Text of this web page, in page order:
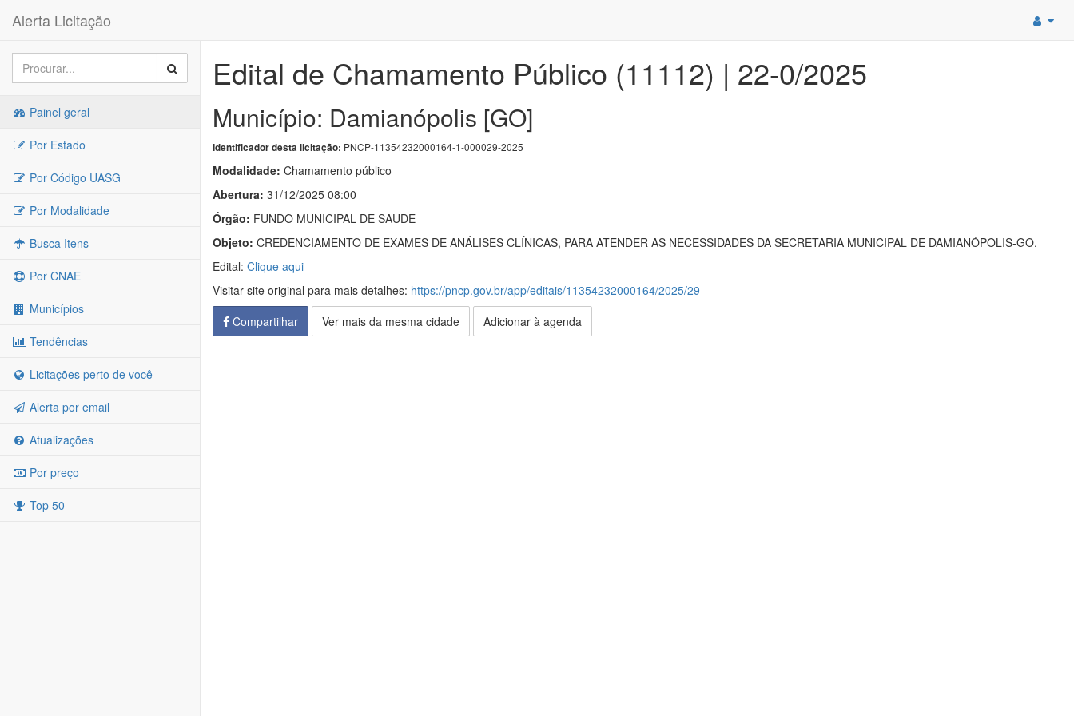
Alerta Licitação
Painel geral
Por Estado
Por Código UASG
Por Modalidade
Busca Itens
Por CNAE
Municípios
Tendências
Licitações perto de você
Alerta por email
Atualizações
Por preço
Top 50
Edital de Chamamento Público (11112) | 22-0/2025
Município: Damianópolis [GO]
Identificador desta licitação: PNCP-11354232000164-1-000029-2025
Modalidade: Chamamento público
Abertura: 31/12/2025 08:00
Órgão: FUNDO MUNICIPAL DE SAUDE
Objeto: CREDENCIAMENTO DE EXAMES DE ANÁLISES CLÍNICAS, PARA ATENDER AS NECESSIDADES DA SECRETARIA MUNICIPAL DE DAMIANÓPOLIS-GO.
Edital: Clique aqui
Visitar site original para mais detalhes: https://pncp.gov.br/app/editais/11354232000164/2025/29
Compartilhar
Ver mais da mesma cidade Adicionar à agenda